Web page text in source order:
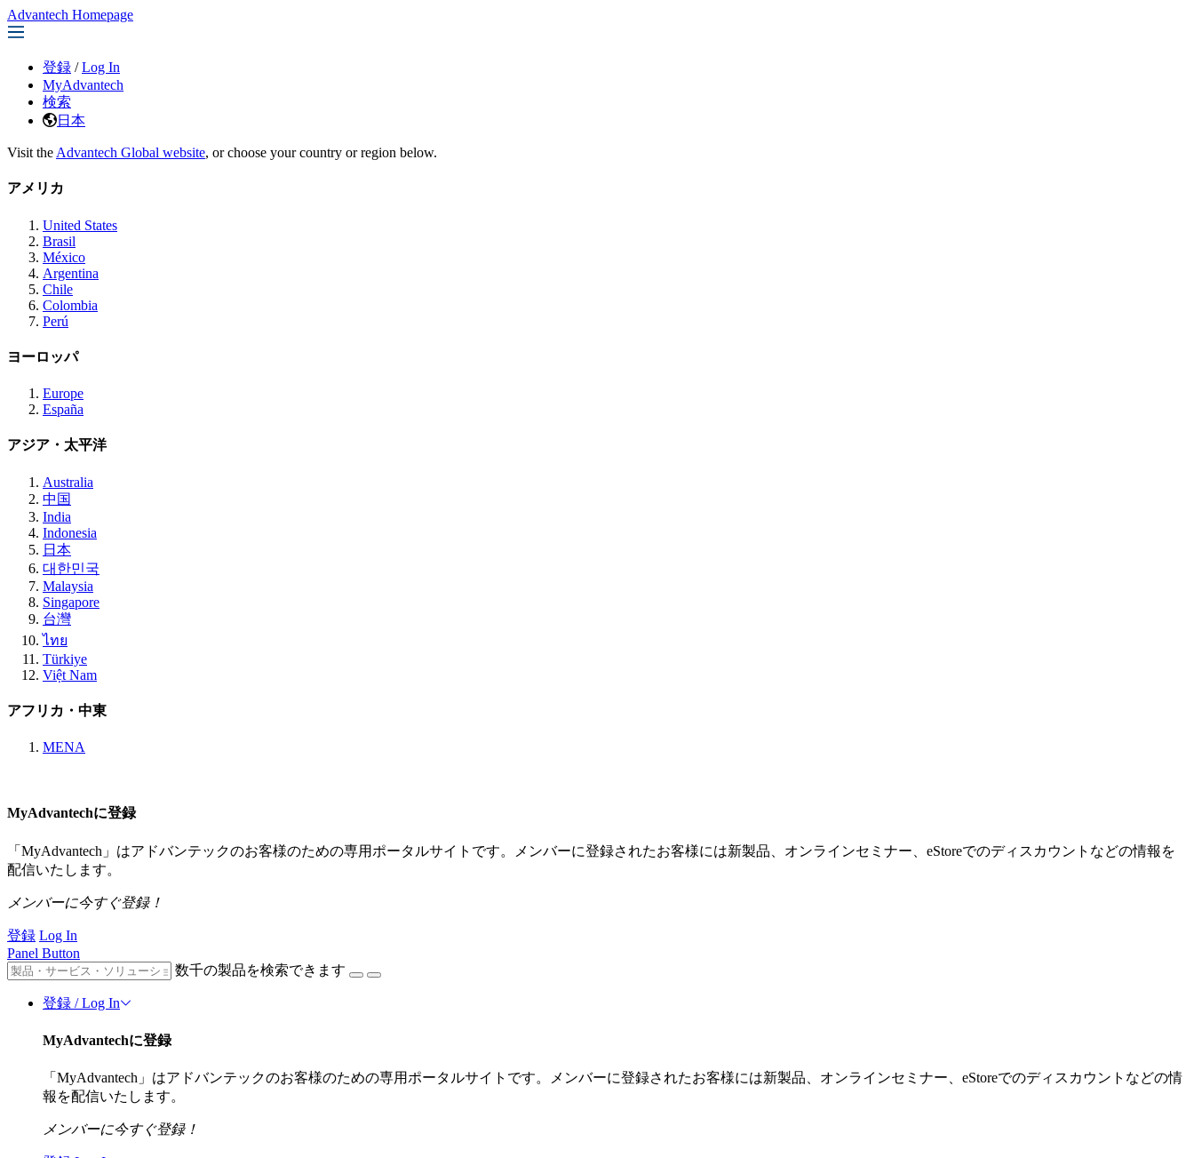
Advantech Homepage
登録 / Log In
MyAdvantech
検索
日本
Visit the Advantech Global website, or choose your country or region below.
アメリカ
United States
Brasil
México
Argentina
Chile
Colombia
Perú
ヨーロッパ
Europe
España
アジア・太平洋
Australia
中国
India
Indonesia
日本
대한민국
Malaysia
Singapore
台灣
ไทย
Türkiye
Việt Nam
アフリカ・中東
MENA
MyAdvantechに登録
「MyAdvantech」はアドバンテックのお客様のための専用ポータルサイトです。メンバーに登録されたお客様には新製品、オンラインセミナー、eStoreでのディスカウントなどの情報を
配信いたします。
メンバーに今すぐ登録！
登録 Log In
Panel Button
数千の製品を検索できます
登録 / Log In
MyAdvantechに登録
「MyAdvantech」はアドバンテックのお客様のための専用ポータルサイトです。メンバーに登録されたお客様には新製品、オンラインセミナー、eStoreでのディスカウントなどの情
報を配信いたします。
メンバーに今すぐ登録！